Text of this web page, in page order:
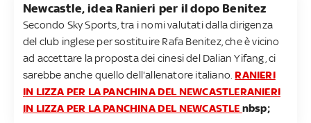
Newcastle, idea Ranieri per il dopo Benitez
Secondo Sky Sports, tra i nomi valutati dalla dirigenza
del club inglese per sostituire Rafa Benitez, che è vicino
ad accettare la proposta dei cinesi del Dalian Yifang, ci
sarebbe anche quello dell'allenatore italiano. RANIERI
IN LIZZA PER LA PANCHINA DEL NEWCASTLERANIERI
IN LIZZA PER LA PANCHINA DEL NEWCASTLE nbsp;